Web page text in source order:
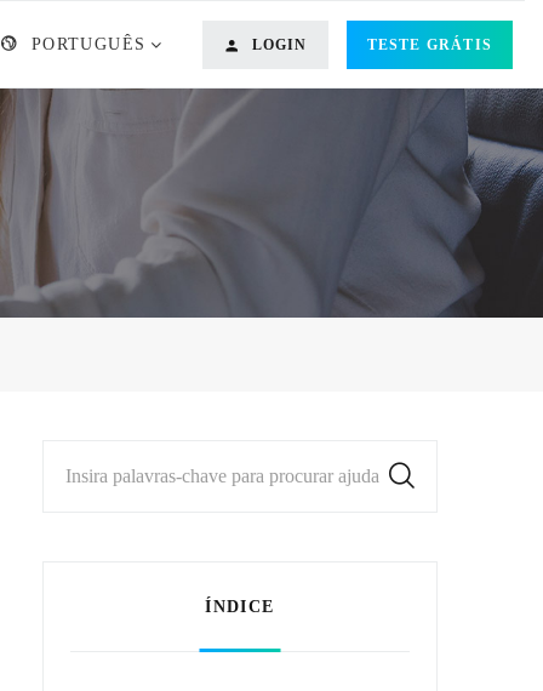
PORTUGUÊS LOGIN TESTE GRÁTIS
Insira palavras-chave para procurar ajuda
ÍNDICE